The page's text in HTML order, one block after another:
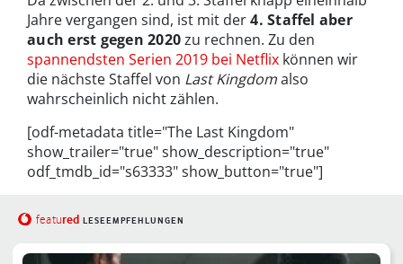
Jahre vergangen sind, ist mit der4. Staffel aber
auch erst gegen 2020zu rechnen. Zu den
spannendsten Serien 2019 bei Netflix können wir
die nächste Staffel von Last Kingdomalso
wahrscheinlich nicht zählen.
[odf-metadata title="The Last Kingdom"
show_trailer="true" show_description="true"
odf_tmdb_id="s63333" show_button="true"]
featured LESEEMPFEHLUNGEN